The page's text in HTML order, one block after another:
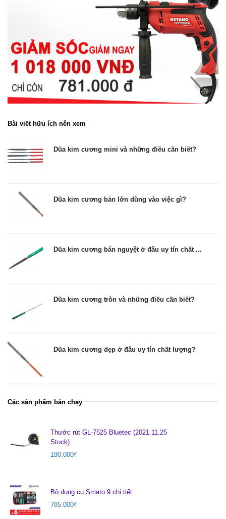
Bài viết hữu ích nên xem
Dũa kim cương mini và những điều cần biết?
Dũa kim cương bản lớn dùng vào việc gì?
Dũa kim cương bán nguyệt ở đâu uy tín chất ...
Dũa kim cương tròn và những điều cần biết?
Dũa kim cương dẹp ở đâu uy tín chất lượng?
Các sản phẩm bán chạy
Thước rút GL-7525 Bluetec (2021.11.25
Stock)
190.000₫
Bộ dụng cụ Smato 9 chi tiết
785.000₫